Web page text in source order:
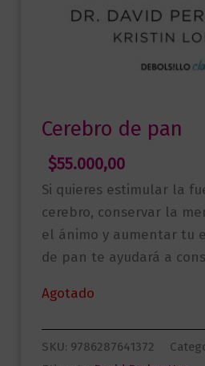
Cerebro de pan
$55.000,00
Si quieres estimular la
cerebro, conservar la
el ánimo y aumentar tu
de pan te ayudará a
Agotado
SKU: 9786287641372